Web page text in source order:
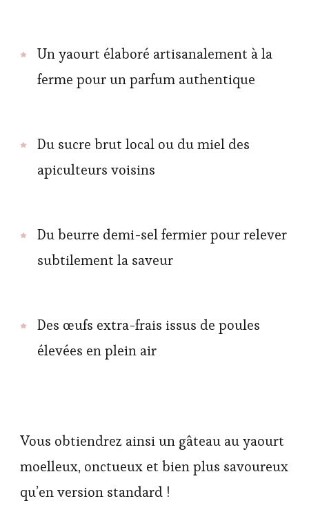
Un yaourt élaboré artisanalement à la
ferme pour un parfum authentique
Du sucre brut local ou du miel des
apiculteurs voisins
Du beurre demi-sel fermier pour relever
subtilement la saveur
Des œufs extra-frais issus de poules
élevées en plein air
Vous obtiendrez ainsi un gâteau au yaourt
moelleux, onctueux et bien plus savoureux
qu’en version standard !